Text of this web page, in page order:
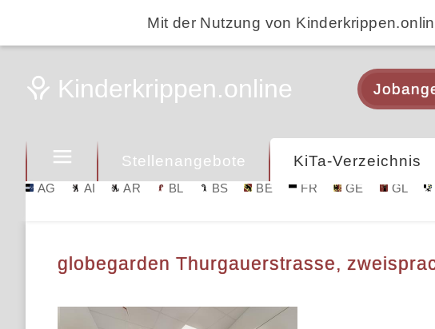
Mit der Nutzung von
Stellenangebote KiTa-Verzeichnis
AG AI AR BL BS BE FR GE GL
globegarden Thurgauerstrasse,